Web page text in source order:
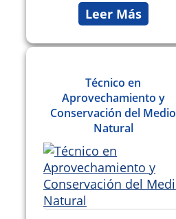
Leer Más
Técnico en
Aprovechamiento y
Conservación del Medio
Natural